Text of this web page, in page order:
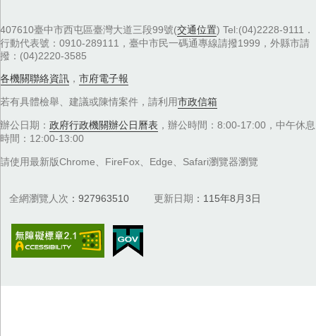
407610臺中市西屯區臺灣大道三段99號(交通位置) Tel:(04)2228-9111．
行動代表號：0910-289111，臺中市民一碼通專線請撥1999，外縣市請
撥：(04)2220-3585
各機關聯絡資訊 ， 市府電子報
若有具體檢舉、建議或陳情案件，請利用市政信箱
辦公日期： 政府行政機關辦公日曆表 ，辦公時間：8:00-17:00，中午休息
時間：12:00-13:00
請使用最新版Chrome、FireFox、Edge、Safari瀏覽器瀏覽
全網瀏覽人次 927963510 更新日期 115年8月3日